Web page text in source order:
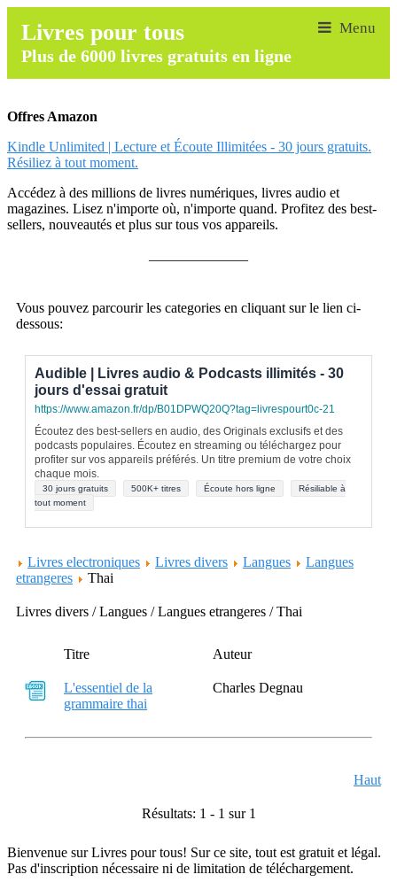
Livres pour tous
Plus de 6000 livres gratuits en ligne
Offres Amazon
Kindle Unlimited | Lecture et Écoute Illimitées - 30 jours gratuits.
Résiliez à tout moment.
Accédez à des millions de livres numériques, livres audio et
magazines. Lisez n'importe où, n'importe quand. Profitez des best-
sellers, nouveautés et plus sur tous vos appareils.
Vous pouvez parcourir les categories en cliquant sur le lien ci-
dessous:
Audible | Livres audio & Podcasts illimités - 30
jours d'essai gratuit
https://www.amazon.fr/dp/B01DPWQ20Q?tag=livrespourt0c-21
Écoutez des best-sellers en audio, des Originals exclusifs et des
podcasts populaires. Écoutez en streaming ou téléchargez pour
profiter sur vos appareils préférés. Un titre premium de votre choix
chaque mois.
30 jours gratuits 500K+ titres Écoute hors ligne
Résiliable à
tout moment
Livres electroniques Livres divers Langues
Langues
etrangeres
Thai
Livres divers / Langues / Langues etrangeres / Thai
Titre Auteur
L'essentiel de la
grammaire thai
Charles Degnau
Haut
Résultats: 1 - 1 sur 1
Bienvenue sur Livres pour tous! Sur ce site, tout est gratuit et légal.
Pas d'inscription nécessaire ni de limitation de téléchargement.